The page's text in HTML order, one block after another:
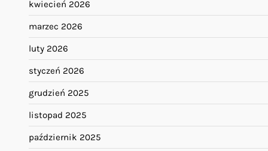
kwiecień 2026
marzec 2026
luty 2026
styczeń 2026
grudzień 2025
listopad 2025
październik 2025